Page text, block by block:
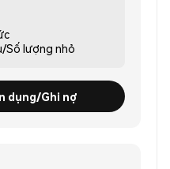
Số lượng nhỏ
dụng/Ghi nợ